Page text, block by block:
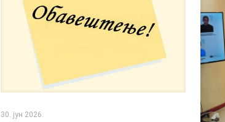
30. јун 2026.